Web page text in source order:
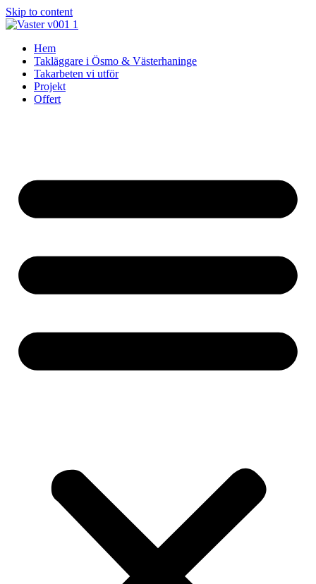
Skip to content
Hem
Takläggare i Ösmo & Västerhaninge
Takarbeten vi utför
Projekt
Offert